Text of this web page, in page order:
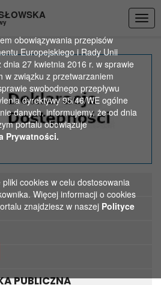
obowiązywania przepisów
Europejskiego i Rady Unii
27 kwietnia 2016 r. w sprawie
w związku z przetwarzaniem
swobodnego przepływu
dyrektywy 95/46/WE ogólne
danych, informujemy, że od dnia
portalu obowiązuje
Prywatności.
cookies w celu dostosowania
Więcej informacji o cookies
znajdziesz w naszej Polityce
uczą się
>
lepiej
PUBLICZNA